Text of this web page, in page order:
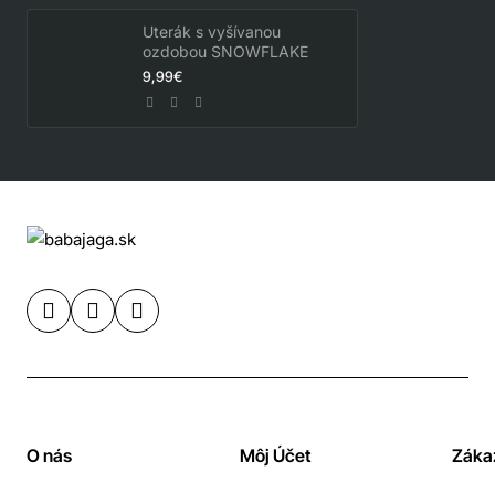
Uterák s vyšívanou
ozdobou SNOWFLAKE
9,99€
O nás Môj Účet